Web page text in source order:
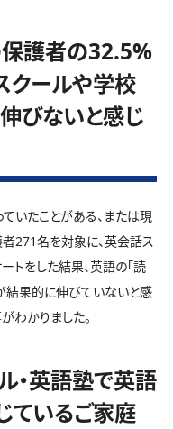
保護者の32.5%
クールや学校
びないと感じ
いたことがある、または現
271名を対象に、英会話ス
トをした結果、英語の「読
が結果的に伸びていないと感
わかりました。
・英語塾で英語
ているご家庭